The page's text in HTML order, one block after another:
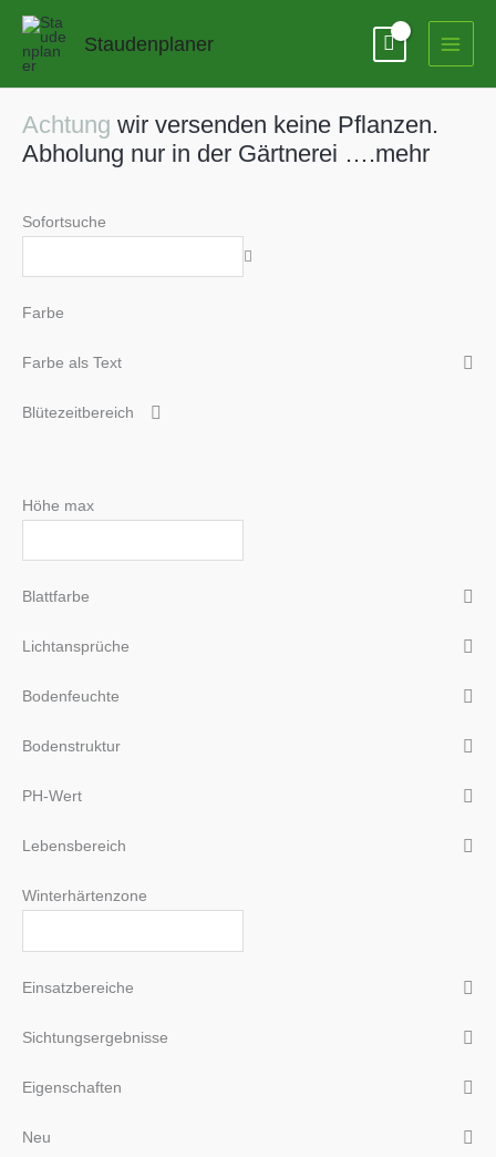
Zum
springen
Staudenplaner
Achtung wir versenden keine Pflanzen.
Abholung nur in der Gärtnerei ….mehr
Sofortsuche
Farbe
Farbe als Text
Blütezeitbereich
Höhe max
Blattfarbe
Lichtansprüche
Bodenfeuchte
Bodenstruktur
PH-Wert
Lebensbereich
Winterhärtenzone
Einsatzbereiche
Sichtungsergebnisse
Eigenschaften
Neu